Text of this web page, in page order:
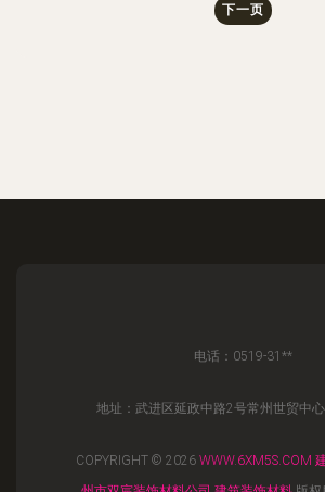
下一页
电话：0519-31**
地址：武进区延政中路2号常州世贸中
COPYRIGHT © 2026 WWW.6XM5S.COM